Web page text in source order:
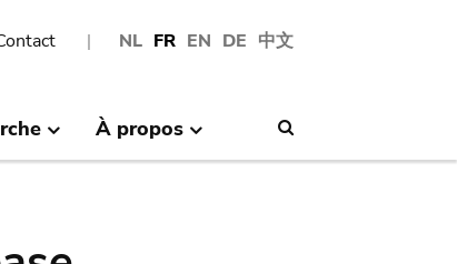
NL FR EN DE 中文
À propos